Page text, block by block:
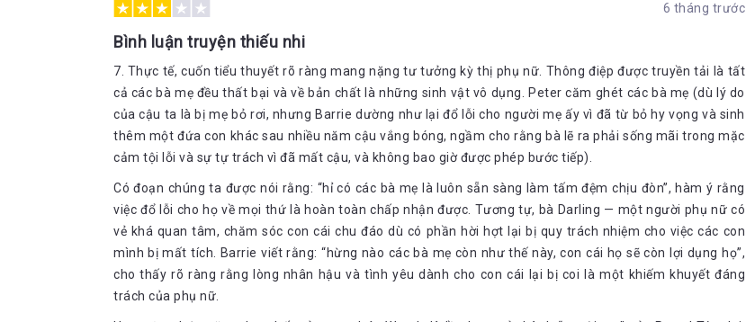
6 tháng trước
Bình luận truyện thiếu nhi
7. Thực tế, cuốn tiểu thuyết rõ ràng mang nặng tư tưởng kỳ thị phụ nữ. Thông điệp được truyền tải là tất
cả các bà mẹ đều thất bại và về bản chất là những sinh vật vô dụng. Peter căm ghét các bà mẹ (dù lý do
của cậu ta là bị mẹ bỏ rơi, nhưng Barrie dường như lại đổ lỗi cho người mẹ ấy vì đã từ bỏ hy vọng và sinh
thêm một đứa con khác sau nhiều năm cậu vắng bóng, ngầm cho rằng bà lẽ ra phải sống mãi trong mặc
cảm tội lỗi và sự tự trách vì đã mất cậu, và không bao giờ được phép bước tiếp).
Có đoạn chúng ta được nói rằng: “hỉ có các bà mẹ là luôn sẵn sàng làm tấm đệm chịu đòn”, hàm ý rằng
việc đổ lỗi cho họ về mọi thứ là hoàn toàn chấp nhận được. Tương tự, bà Darling — một người phụ nữ có
vẻ khá quan tâm, chăm sóc con cái chu đáo dù có phần hời hợt lại bị quy trách nhiệm cho việc các con
mình bị mất tích. Barrie viết rằng: “hừng nào các bà mẹ còn như thế này, con cái họ sẽ còn lợi dụng họ”,
cho thấy rõ ràng rằng lòng nhân hậu và tình yêu dành cho con cái lại bị coi là một khiếm khuyết đáng
trách của phụ nữ.